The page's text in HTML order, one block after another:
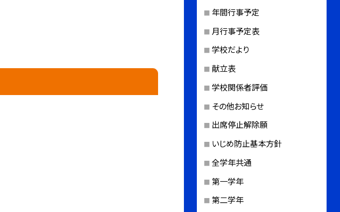
年間行事予定
月行事予定表
学校だより
献立表
学校関係者評価
その他お知らせ
出席停止解除願
いじめ防止基本方針
全学年共通
第一学年
第二学年